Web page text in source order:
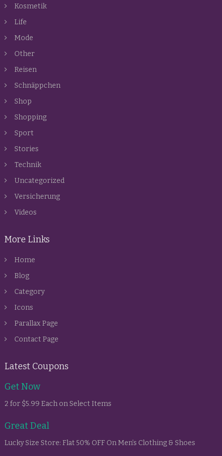
Kosmetik
Life
Mode
Other
Reisen
Schnäppchen
Shop
Shopping
Sport
Stories
Technik
Uncategorized
Versicherung
Videos
More Links
Home
Blog
Category
Icons
Parallax Page
Contact Page
Latest Coupons
Get Now
2 for $5.99 Each on Select Items
Great Deal
Lucky Size Store: Flat 50% OFF On Men’s Clothing & Shoes